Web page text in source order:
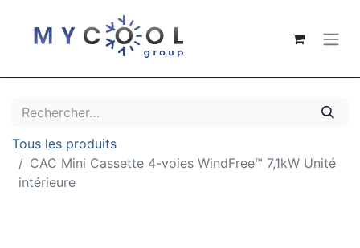
Tous les produits
CAC Mini Cassette 4-voies WindFree™ 7,1kW Unité
intérieure